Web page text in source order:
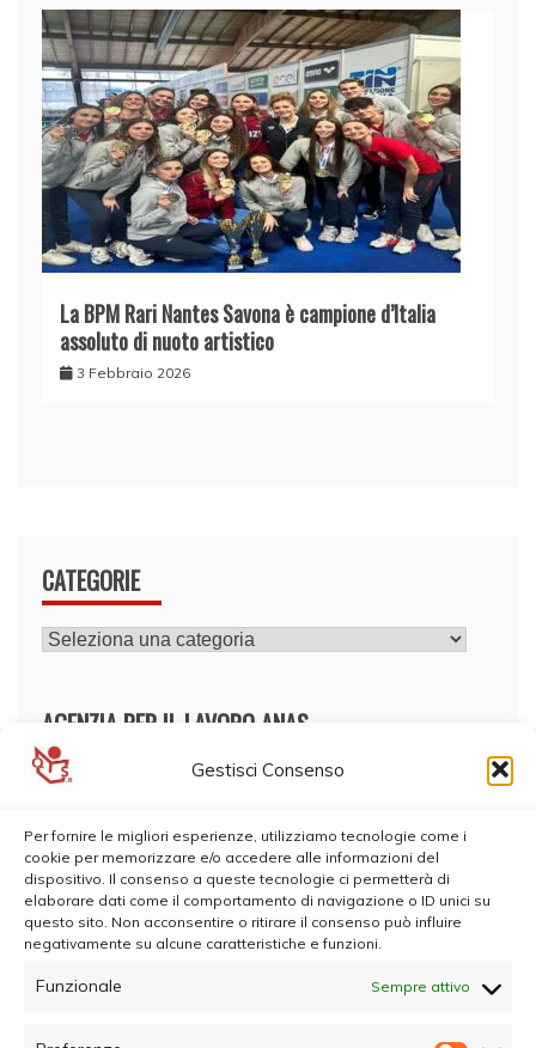
Gestisci Consenso
Per fornire le migliori esperienze, utilizziamo tecnologie come i
cookie per memorizzare e/o accedere alle informazioni del
dispositivo. Il consenso a queste tecnologie ci permetterà di
elaborare dati come il comportamento di navigazione o ID unici su
questo sito. Non acconsentire o ritirare il consenso può influire
negativamente su alcune caratteristiche e funzioni.
Funzionale Sempre attivo
La BPM Rari Nantes Savona è campione d’Italia
assoluto di nuoto artistico
3 Febbraio 2026
CATEGORIE
CATEGORIE
AGENZIA PER IL LAVORO ANAS